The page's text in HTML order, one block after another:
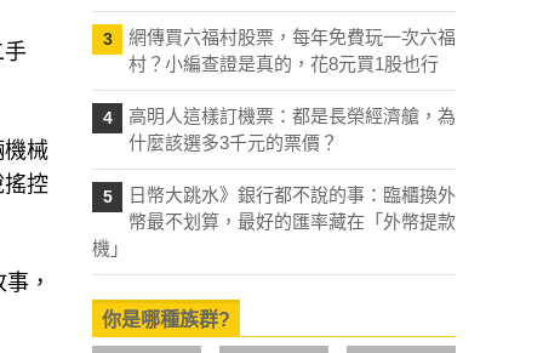
手
機械
搖控
，
3
網傳買六福村股票，每年免費玩一次六福
村？小編查證是真的，花8元買1股也行
4
高明人這樣訂機票：都是長榮經濟艙，為
什麼該選多3千元的票價？
5
日幣大跳水》銀行都不說的事：臨櫃換外
幣最不划算，最好的匯率藏在「外幣提款
機」
你是哪種族群?